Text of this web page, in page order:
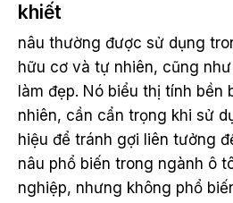
khiết
nâu thường được sử dụng
hữu cơ và tự nhiên, cũng
làm đẹp. Nó biểu thị tính bền
nhiên, cần cẩn trọng khi sử
hiệu để tránh gợi liên tưởng
nâu phổ biến trong ngành ô
nghiệp, nhưng không phổ